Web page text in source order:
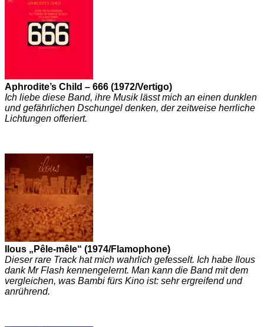
Aphrodite’s Child – 666 (1972/Vertigo)
Ich liebe diese Band, ihre Musik lässt mich an einen dunklen
und gefährlichen Dschungel denken, der zeitweise herrliche
Lichtungen offeriert.
Ilous „Pêle-mêle“ (1974/Flamophone)
Dieser rare Track hat mich wahrlich gefesselt. Ich habe Ilous
dank Mr Flash kennengelernt. Man kann die Band mit dem
vergleichen, was Bambi fürs Kino ist: sehr ergreifend und
anrührend.